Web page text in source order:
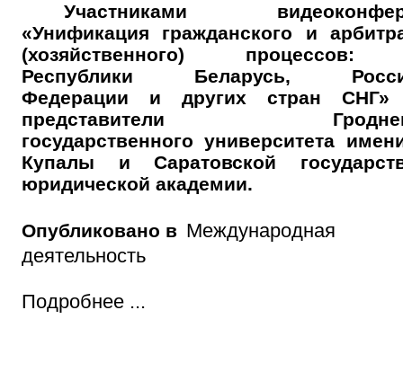
Участниками
«Унификация гражданского и
(хозяйственного) процессов:
Республики Беларусь,
Федерации и других стран СНГ»
представители
государственного университета
Купалы и Саратовской
юридической академии.
Опубликовано в Международная
деятельность
Подробнее ...